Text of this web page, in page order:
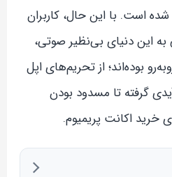
است. با این حال، کاربران
به این دنیای بی‌نظیر صوتی،
بوده‌اند؛ از تحریم‌های اپل
گرفته تا مسدود بودن
خرید اکانت پریمیوم.